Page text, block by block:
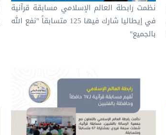
نظمت رابطة العالم الإسلامي مسابقة قرآنية
في إيطاليا شارك فيها 125 متسابقاً "نفع الله
بالجميع"